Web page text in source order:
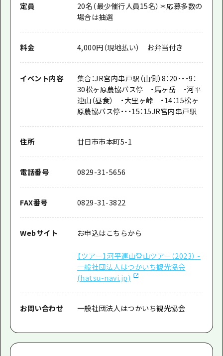
定員
20名（最少催行人員15名）＊応募多数の
場合は抽選
料金 4,000円（現地払い） お弁当付き
イベント内容
集合：JR宮内串戸駅（山側）8：20・・・9：
30松ヶ原農協バス停 ・馬ヶ岳 ・河平
連山（昼食） ・大里ヶ峠 ・14：15松ヶ
原農協バス停・・・15：15JR宮内串戸駅
住所 廿日市市本町5-1
電話番号 0829-31-5656
FAX番号 0829-31-3822
Webサイト お申込はこちらから
【ツアー】河平連山登山ツアー（2023） -
一般社団法人はつかいち観光協会
(hatsu-navi.jp)
お問い合わせ 一般社団法人はつかいち観光協会